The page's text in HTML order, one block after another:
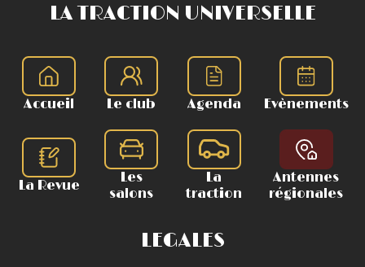
LA TRACTION UNIVERSELLE
Accueil Le club Agenda Evènements
La Revue
Les
salons
La
traction
Antennes
régionales
LEGALES